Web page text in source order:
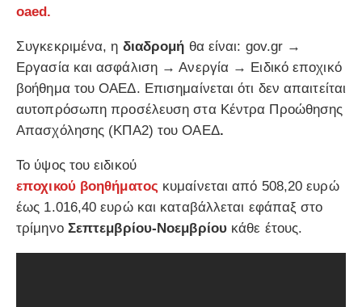
oaed.
Συγκεκριμένα, η διαδρομή θα είναι: gov.gr →
Εργασία και ασφάλιση → Ανεργία → Ειδικό εποχικό
βοήθημα του ΟΑΕΔ. Επισημαίνεται ότι δεν απαιτείται
αυτοπρόσωπη προσέλευση στα Κέντρα Προώθησης
Απασχόλησης (ΚΠΑ2) του ΟΑΕΔ.
Το ύψος του ειδικού
εποχικού βοηθήματος κυμαίνεται από 508,20 ευρώ
έως 1.016,40 ευρώ και καταβάλλεται εφάπαξ στο
τρίμηνο Σεπτεμβρίου-Νοεμβρίουκάθε έτους.